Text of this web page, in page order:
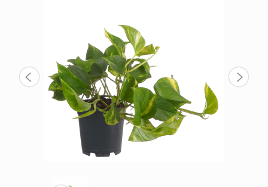
СВАДЕБНАЯ ФЛОРИСТИКА
КОМНАТНЫЕ РАСТЕНИЯ
ГОРШКИ И КАШПО
ГРУНТЫ И УДОБРЕНИЯ
ПРЕДМЕТЫ ИНТЕРЬЕРА